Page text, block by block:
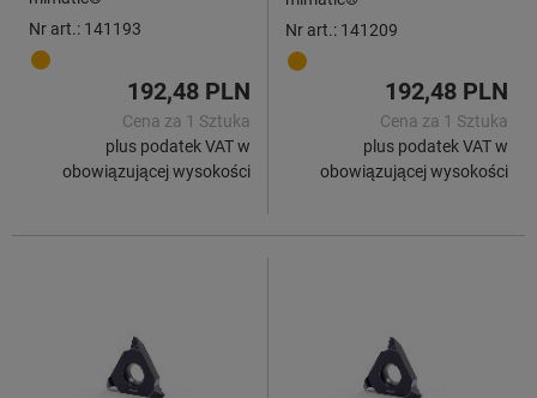
Nr art.: 141193
192,48 PLN
Cena za 1 Sztuka
plus podatek VAT w
obowiązującej wysokości
Nr art.: 141209
192,48 PLN
Cena za 1 Sztuka
plus podatek VAT w
obowiązującej wysokości